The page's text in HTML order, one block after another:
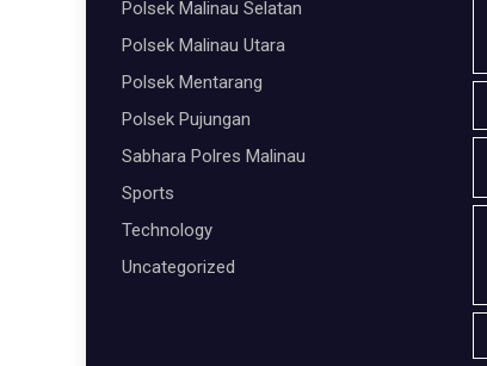
Polsek Malinau Selatan
Polsek Malinau Utara
Polsek Mentarang
Polsek Pujungan
Sabhara Polres Malinau
Sports
Technology
Uncategorized